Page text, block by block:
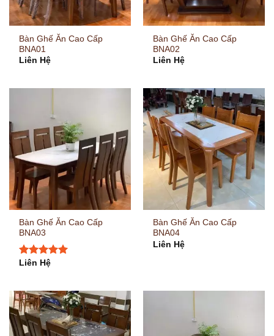
Bàn Ghế Ăn Cao Cấp
BNA01
Liên Hệ
Bàn Ghế Ăn Cao Cấp
BNA02
Liên Hệ
Bàn Ghế Ăn Cao Cấp
BNA03
Được xếp
Liên Hệ
Bàn Ghế Ăn Cao Cấp
BNA04
Liên Hệ